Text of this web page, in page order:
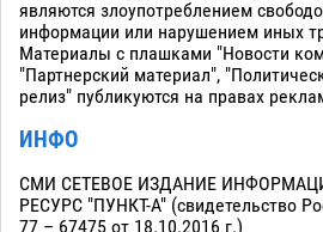
являются злоупотреблением
информации или нарушением иных
Материалы с плашками "Новости
"Партнерский материал",
релиз" публикуются на правах
ИНФО
СМИ СЕТЕВОЕ ИЗДАНИЕ
РЕСУРС "ПУНКТ-А" (свидетельство
77 – 67475 от 18.10.2016 г.)